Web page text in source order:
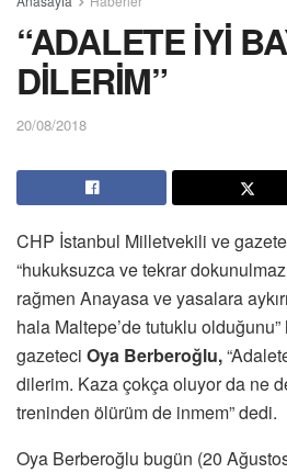
“ADALETE İYİ
DİLERİM”
20/08/2018
CHP İstanbul Milletvekili ve
“hukuksuzca ve tekrar
rağmen Anayasa ve yasalara
hala Maltepe’de tutuklu olduğunu”
gazeteci Oya Berberoğlu,
dilerim. Kaza çokça oluyor da ne
treninden ölürüm de inmem” dedi.
Oya Berberoğlu bugün (20